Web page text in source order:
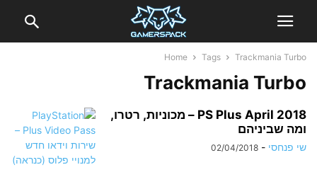
Home Tags Trackmania Turbo
Trackmania Turbo
PS Plus April 2018 – מכוניות, רטרו,
ומה שביניהם
שי פנחסי -
02/04/2018